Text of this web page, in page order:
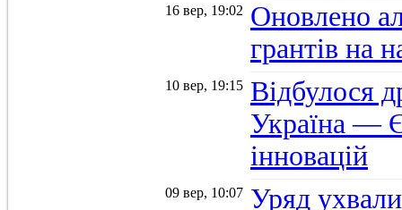
16 вер, 19:02 Оновлено
грантів на
10 вер, 19:15 Відбулося
Україна —
інновацій
09 вер, 10:07 Уряд